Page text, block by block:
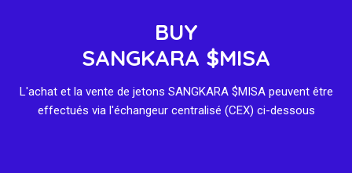
BUY
SANGKARA $MISA
L'achat et la vente de jetons SANGKARA $MISA peuvent être
effectués via l'échangeur centralisé (CEX) ci-dessous